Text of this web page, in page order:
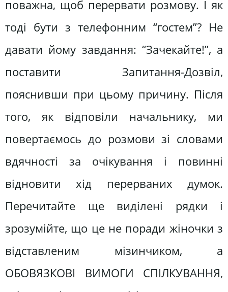
поважна, щоб перервати розмову. І як
тоді бути з телефонним “гостем”? Не
давати йому завдання: “Зачекайте!”, а
поставити Запитання-Дозвіл,
пояснивши при цьому причину. Після
того, як відповіли начальнику, ми
повертаємось до розмови зі словами
вдячності за очікування і повинні
відновити хід перерваних думок.
Перечитайте ще виділені рядки і
зрозумійте, що це не поради жіночки з
відставленим мізинчиком, а
ОБОВЯЗКОВІ ВИМОГИ СПІЛКУВАННЯ,